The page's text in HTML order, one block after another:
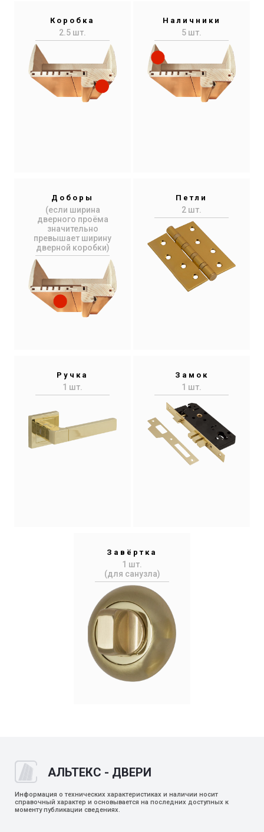
Коробка
2.5 шт.
Наличники
5 шт.
Доборы
(если ширина
дверного проёма
значительно
превышает ширину
дверной коробки)
Петли
2 шт.
Ручка
1 шт.
Замок
1 шт.
Завёртка
1 шт.
(для санузла)
АЛЬТЕКС - ДВЕРИ
Информация о технических характеристиках и наличии носит
справочный характер и основывается на последних доступных к
моменту публикации сведениях.